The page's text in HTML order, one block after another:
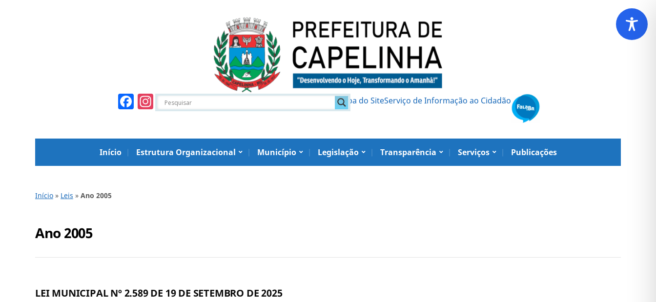
Facebook
Instagram Mapa do SiteServiço de Informação ao Cidadão
Início Estrutura Organizacional Município Legislação Transparência Serviços Publicações
Início » Leis » Ano 2005
Ano 2005
LEI MUNICIPAL Nº 2.589 DE 19 DE SETEMBRO DE 2025